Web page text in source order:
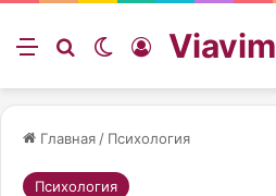
Меню ИскатьSwitch skin
Войти
Viavim
Главная / Психология
Психология